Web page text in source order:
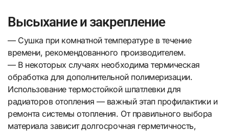
Высыхание и закрепление
— Сушка при комнатной температуре в течение
времени, рекомендованного производителем.
— В некоторых случаях необходима термическая
обработка для дополнительной полимеризации.
Использование термостойкой шпатлевки для
радиаторов отопления — важный этап профилактики и
ремонта системы отопления. От правильного выбора
материала зависит долгосрочная герметичность,